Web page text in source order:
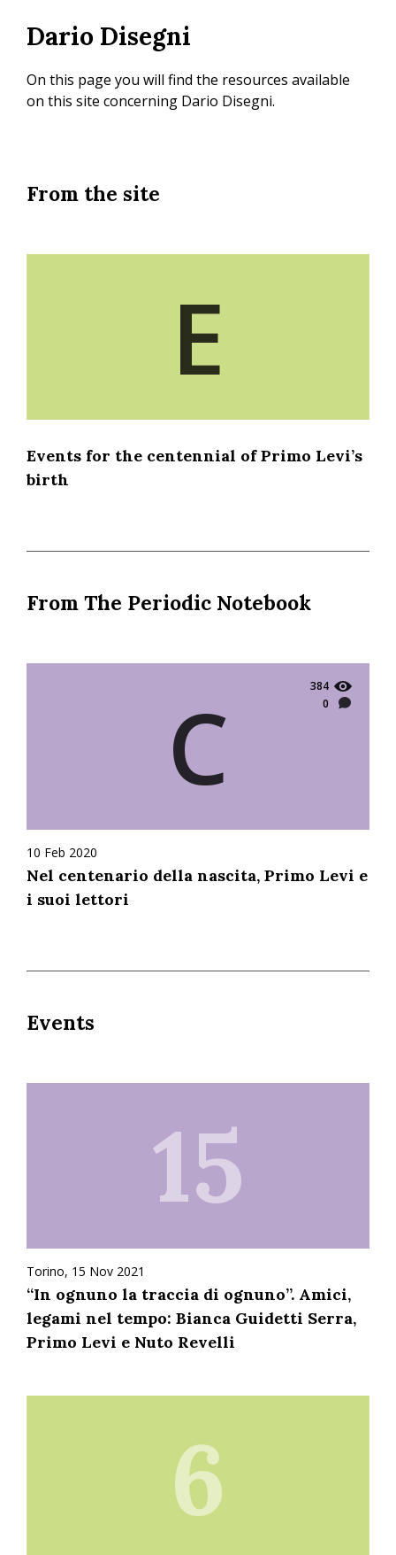
content
Dario Disegni
On this page you will find the resources available
on this site concerning Dario Disegni.
From the site
E
Events for the centennial of Primo Levi’s
birth
From The Periodic Notebook
384
0
C
10 Feb 2020
Nel centenario della nascita, Primo Levi e
i suoi lettori
Events
15
Torino, 15 Nov 2021
“In ognuno la traccia di ognuno”. Amici,
legami nel tempo: Bianca Guidetti Serra,
Primo Levi e Nuto Revelli
6